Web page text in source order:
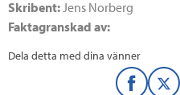
Skribent: Jens Norberg
Faktagranskad av:
Dela detta med dina vänner
F
T